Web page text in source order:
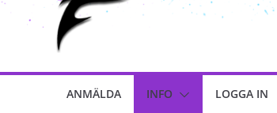
ANMÄLDA INFO LOGGA IN